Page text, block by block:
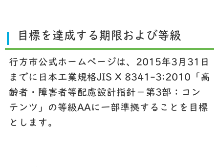
目標を達成する期限および等級
行方市公式ホームページは、2015年3月31日
までに日本工業規格JIS X 8341-3:2010「高
齢者・障害者等配慮設計指針－第3部：コン
テンツ」の等級AAに一部準拠することを目標
とします。